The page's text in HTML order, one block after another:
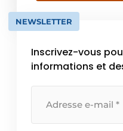
Comfort utilise son
NEWSLETTER
Inscrivez-vous
informations et